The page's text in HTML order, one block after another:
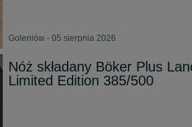
Goleniów - 05 sierpnia 2026
Nóż składany Böker Plus
Limited Edition 385/500